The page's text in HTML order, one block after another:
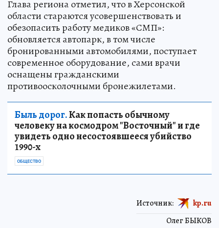
Глава региона отметил, что в Херсонской
области стараются усовершенствовать и
обезопасить работу медиков «СМП»:
обновляется автопарк, в том числе
бронированными автомобилями, поступает
современное оборудование, сами врачи
оснащены гражданскими
противоосколочными бронежилетами.
Быль дорог.Как попасть обычному
человеку на космодром "Восточный" и где
увидеть одно несостоявшееся убийство
1990-х
ОБЩЕСТВО
Олег БЫКОВ
Источник: kp.ru